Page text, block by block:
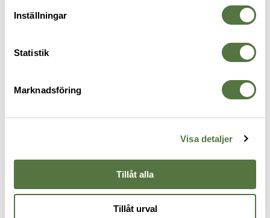
Inställningar
Statistik
Marknadsföring
Visa detaljer
Tillåt alla
Tillåt urval
Medium Black
Compression Sack WGTE Large